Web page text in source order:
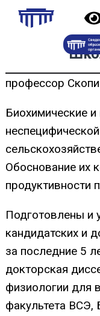
профессор
Биохимические и
Обоснование их
продуктивности
Подготовлены
кандидатских и
за последние 5
докторская
физиологии для
факультета ВСЭ,